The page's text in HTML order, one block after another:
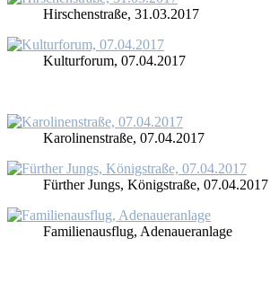
Hir­schen­stra­ße, 31.03.2017
Kul­tur­fo­rum, 07.04.2017
Ka­ro­li­nen­stra­ße, 07.04.2017
Für­ther Jungs, Kö­nig­stra­ße, 07.04.2017
Fa­mi­li­en­aus­flug, Ade­nau­er­an­la­ge